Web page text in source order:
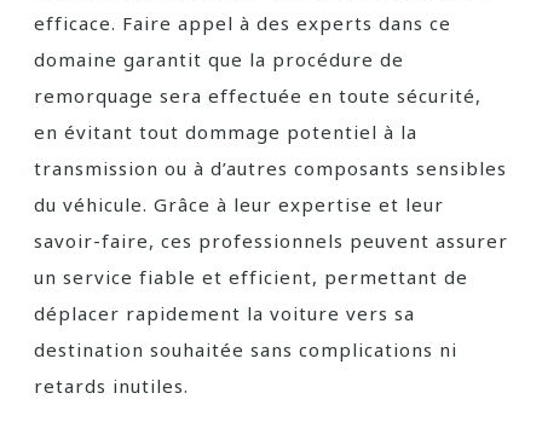
efficace. Faire appel à des experts dans ce
domaine garantit que la procédure de
remorquage sera effectuée en toute sécurité,
en évitant tout dommage potentiel à la
transmission ou à d’autres composants sensibles
du véhicule. Grâce à leur expertise et leur
savoir-faire, ces professionnels peuvent assurer
un service fiable et efficient, permettant de
déplacer rapidement la voiture vers sa
destination souhaitée sans complications ni
retards inutiles.